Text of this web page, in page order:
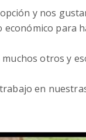
y nos
para
otros y
en